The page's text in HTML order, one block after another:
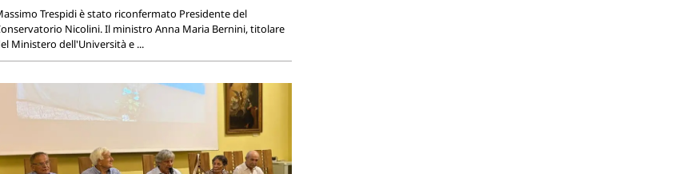
Trespidi è stato riconfermato Presidente del
Nicolini. Il ministro Anna Maria Bernini, titolare
Ministero dell'Università e ...